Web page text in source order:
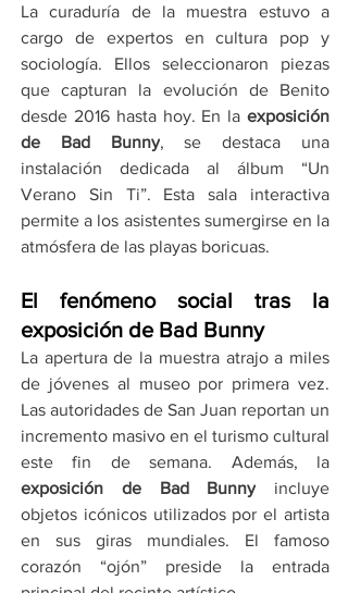
La curaduría de la muestra estuvo a
cargo de expertos en cultura pop y
sociología. Ellos seleccionaron piezas
que capturan la evolución de Benito
desde 2016 hasta hoy. En la exposición
de Bad Bunny, se destaca una
instalación dedicada al álbum “Un
Verano Sin Ti”. Esta sala interactiva
permite a los asistentes sumergirse en la
atmósfera de las playas boricuas.
El fenómeno social tras la
exposición de Bad Bunny
La apertura de la muestra atrajo a miles
de jóvenes al museo por primera vez.
Las autoridades de San Juan reportan un
incremento masivo en el turismo cultural
exposición de Bad Bunny incluye
objetos icónicos utilizados por el artista
en sus giras mundiales. El famoso
corazón “ojón” preside la entrada